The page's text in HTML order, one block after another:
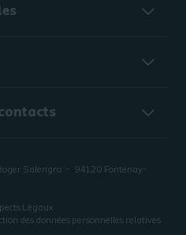
Salengro 94120 Fontenay-
Légaux
des données personnelles relatives